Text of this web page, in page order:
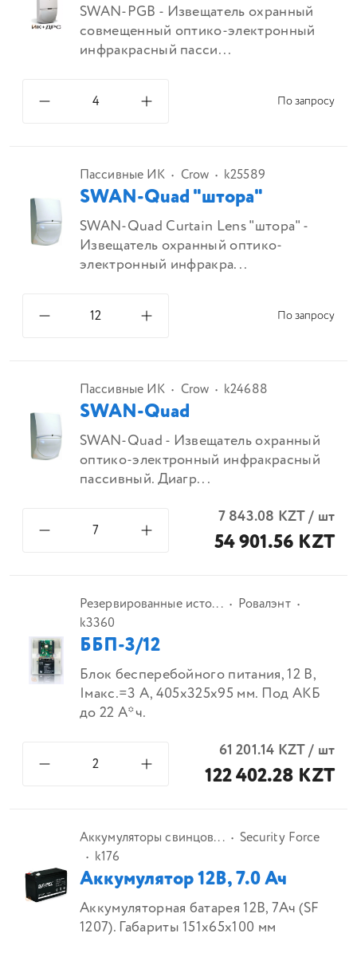
SWAN-PGB - Извещатель охранный
совмещенный оптико-электронный
инфракрасный пасси...
По запросу
Пассивные ИК Crow k25589
SWAN-Quad "штора"
SWAN-Quad Curtain Lens "штора" -
Извещатель охранный оптико-
электронный инфракра...
По запросу
Пассивные ИК Crow k24688
SWAN-Quad
SWAN-Quad - Извещатель охранный
оптико-электронный инфракрасный
пассивный. Диагр...
7 843.08 KZT/ шт
54 901.56 KZT
Резервированные исто...
Ровалэнт
k3360
ББП-3/12
Блок бесперебойного питания, 12 В,
Iмакс.=3 А, 405х325х95 мм. Под АКБ
до 22 А*ч.
61 201.14 KZT/ шт
122 402.28 KZT
Аккумуляторы свинцов...
Security Force
k176
Аккумулятор 12В, 7.0 Ач
Аккумуляторная батарея 12В, 7Ач (SF
1207). Габариты 151x65x100 мм